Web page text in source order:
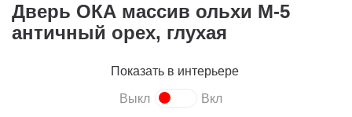
Дверь ОКА массив ольхи М-5
античный орех, глухая
Показать в интерьере
Выкл Вкл